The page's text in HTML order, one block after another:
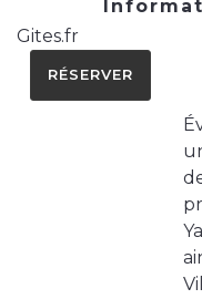
Gites.fr
RÉSERVER